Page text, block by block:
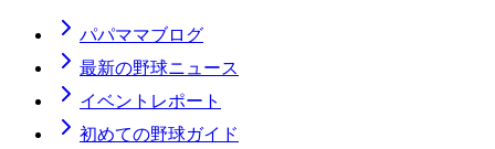
パパママブログ
最新の野球ニュース
イベントレポート
初めての野球ガイド